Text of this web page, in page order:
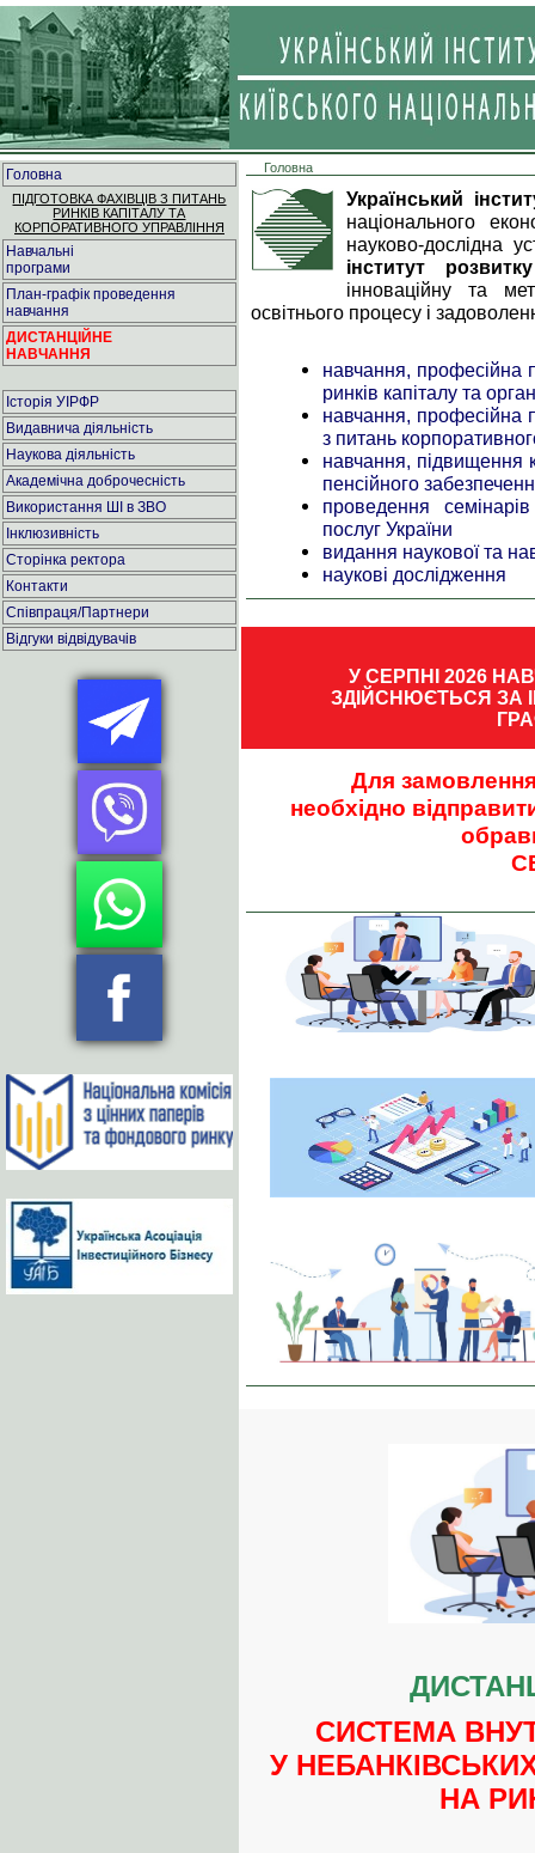
Головна
ПІДГОТОВКА ФАХІВЦІВ З ПИТАНЬ
РИНКІВ КАПІТАЛУ ТА
КОРПОРАТИВНОГО УПРАВЛІННЯ
Навчальні
програми
План-графік проведення
навчання
ДИСТАНЦІЙНЕ
НАВЧАННЯ
Історія УІРФР
Видавнича діяльність
Наукова діяльність
Академічна доброчесність
Використання ШІ в ЗВО
Інклюзивність
Сторінка ректора
Контакти
Співпраця/Партнери
Відгуки відвідувачів
Головна
Український
національного
науково-дослідна
інститут
інноваційну та
освітнього процесу і
навчання, професійна
ринків капіталу та
навчання, професійна
з питань
навчання, підвищення
пенсійного
проведення
послуг України
видання наукової та
наукові дослідження
У СЕРПНІ 2026
ЗДІЙСНЮЄТЬСЯ ЗА
Для
необхідно
СИСТЕМА
У
НА